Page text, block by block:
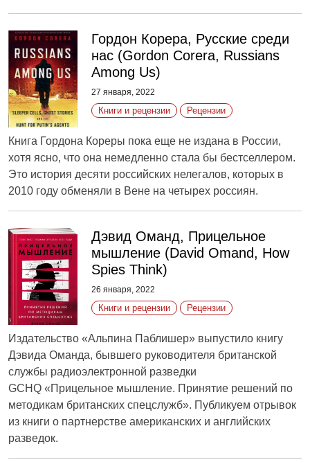
Гордон Корера, Русские среди
нас (Gordon Corera, Russians
Among Us)
27 января, 2022
Книги и рецензии Рецензии
Книга Гордона Кореры пока еще не издана в России,
хотя ясно, что она немедленно стала бы бестселлером.
Это история десяти российских нелегалов, которых в
2010 году обменяли в Вене на четырех россиян.
Дэвид Оманд, Прицельное
мышление (David Omand, How
Spies Think)
26 января, 2022
Книги и рецензии Рецензии
Издательство «Альпина Паблишер» выпустило книгу
Дэвида Оманда, бывшего руководителя британской
службы радиоэлектронной разведки
GCHQ «Прицельное мышление. Принятие решений по
методикам британских спецслужб». Публикуем отрывок
из книги о партнерстве американских и английских
разведок.